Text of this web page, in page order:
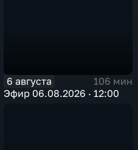
6 августа
106 мин
Эфир 06.08.2026 · 12:00